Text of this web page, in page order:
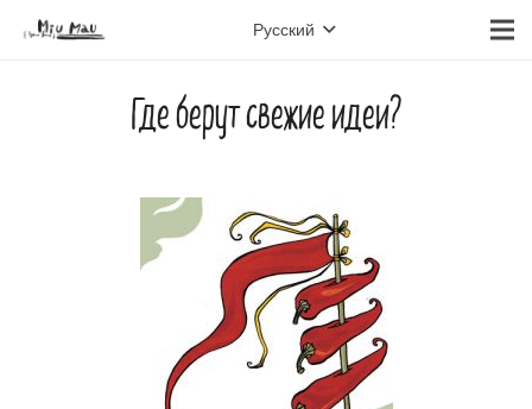
Русский
Где берут свежие идеи?